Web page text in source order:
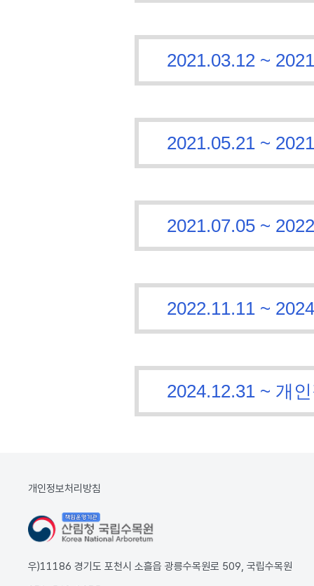
2021.03.12 ~
2021.05.21 ~
2021.07.05 ~
2022.11.11 ~
2024.12.31 ~ 개
개인정보처리방침
우)11186 경기도 포천시 소흘읍 광릉수목원로 509, 국립수목원